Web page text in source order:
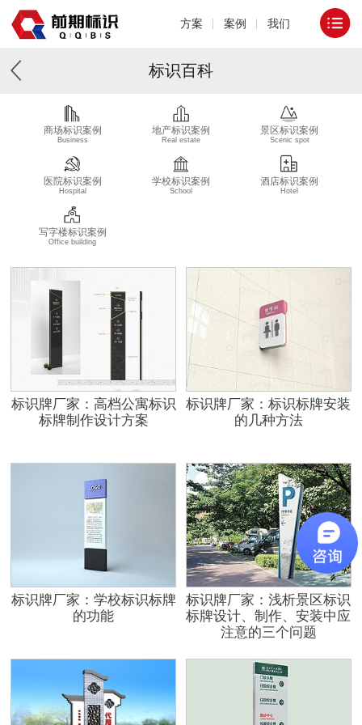
方案 案例 我们
标识百科
商场标识案例
Business
地产标识案例
Real estate
景区标识案例
Scenic spot
医院标识案例
Hospital
学校标识案例
School
酒店标识案例
Hotel
写字楼标识案例
Office building
标识牌厂家：高档公寓标识
标牌制作设计方案
标识牌厂家：标识标牌安装
的几种方法
标识牌厂家：学校标识标牌
的功能
标识牌厂家：浅析景区标识
标牌设计、制作、安装中应
注意的三个问题